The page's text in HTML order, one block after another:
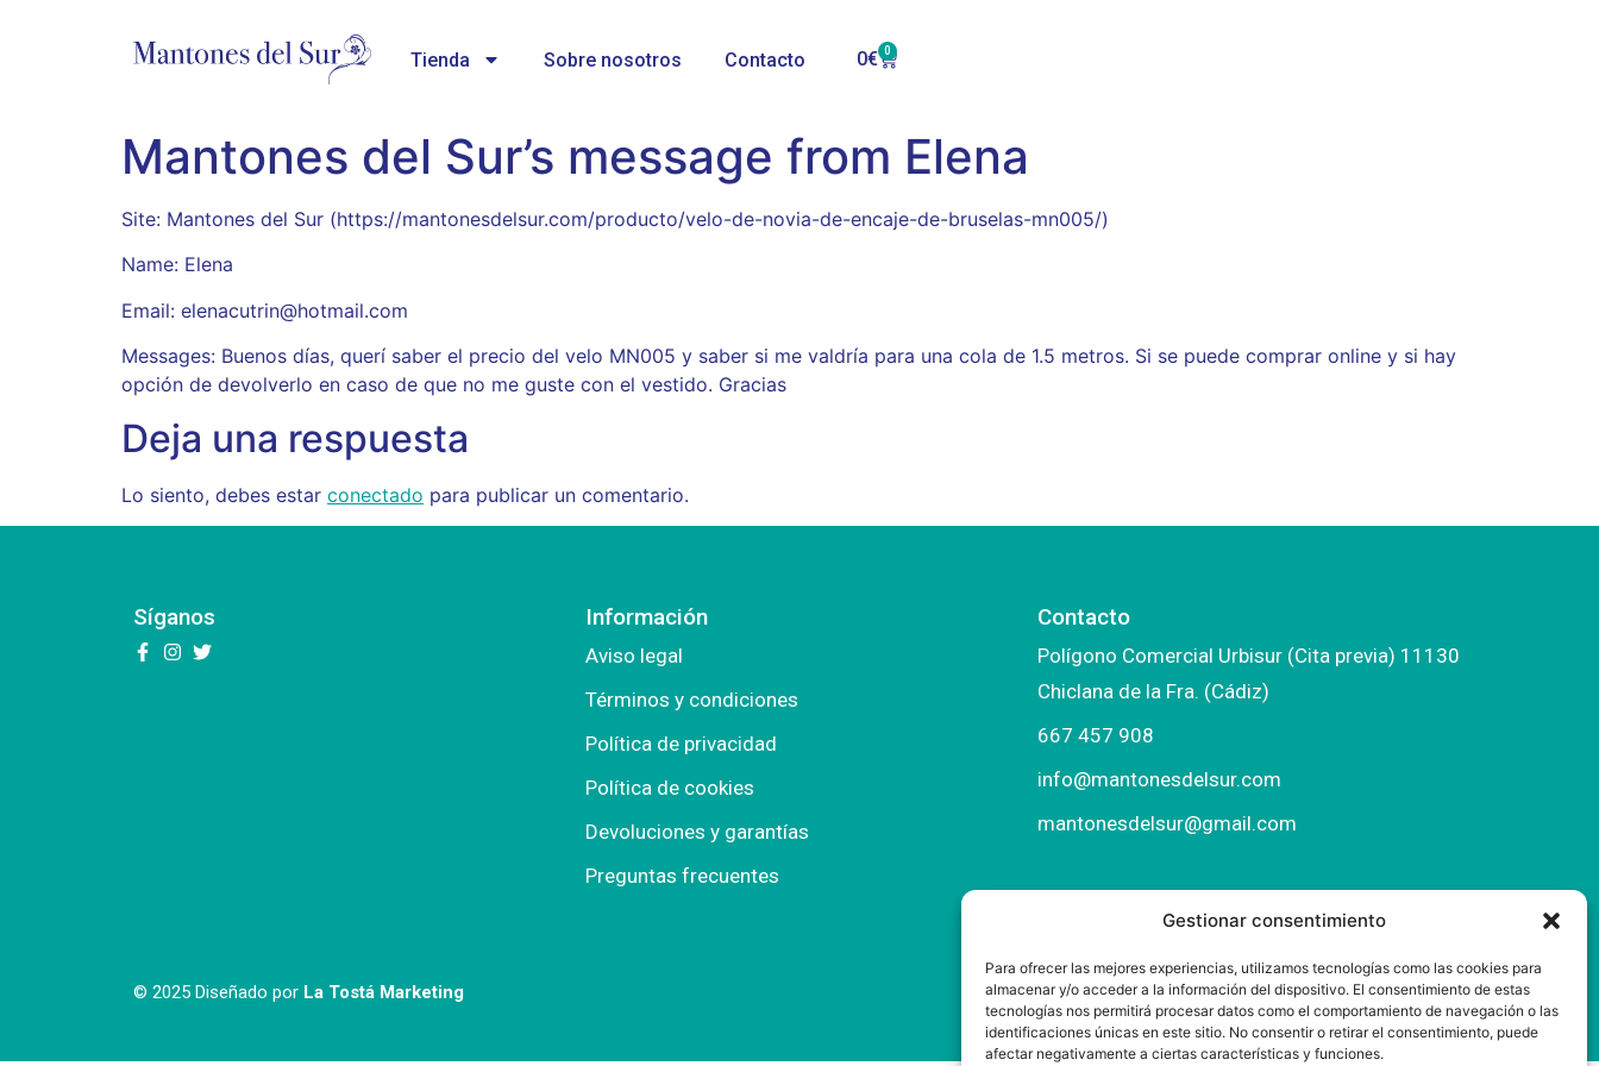
Gestionar consentimiento
Para ofrecer las mejores experiencias, utilizamos tecnologías como las cookies para
almacenar y/o acceder a la información del dispositivo. El consentimiento de estas
tecnologías nos permitirá procesar datos como el comportamiento de navegación o las
identificaciones únicas en este sitio. No consentir o retirar el consentimiento, puede
afectar negativamente a ciertas características y funciones.
Tienda Sobre nosotros Contacto 0€ 0
Mantones del Sur’s message from Elena
Site: Mantones del Sur (https://mantonesdelsur.com/producto/velo-de-novia-de-encaje-de-bruselas-mn005/)
Name: Elena
Email: elenacutrin@hotmail.com
Messages: Buenos días, querí saber el precio del velo MN005 y saber si me valdría para una cola de 1.5 metros. Si se puede comprar online y si hay
opción de devolverlo en caso de que no me guste con el vestido. Gracias
Deja una respuesta
Lo siento, debes estar conectado para publicar un comentario.
Síganos Información
Aviso legal
Términos y condiciones
Política de privacidad
Política de cookies
Devoluciones y garantías
Preguntas frecuentes
Contacto
Polígono Comercial Urbisur (Cita previa) 11130
Chiclana de la Fra. (Cádiz)
667 457 908
info@mantonesdelsur.com
mantonesdelsur@gmail.com
© 2025 Diseñado por La Tostá Marketing